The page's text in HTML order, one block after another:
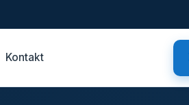
Kontakt